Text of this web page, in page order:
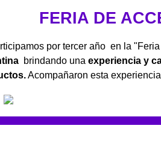
FERIA DE
por tercer año en la
brindando una experiencia y
Acompañaron esta